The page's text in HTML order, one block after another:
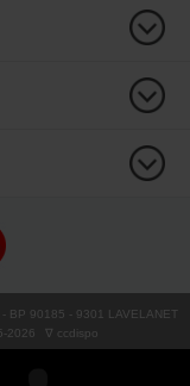
BP 90185 - 9301 LAVELANET
2026 ∇ ccdispo